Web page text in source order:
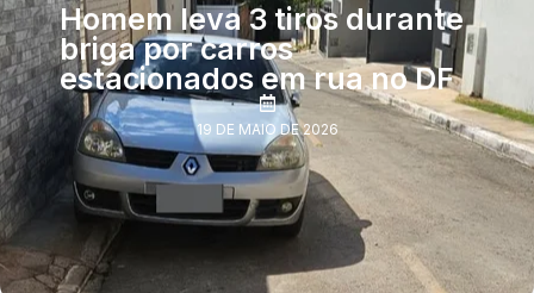
Homem leva 3 tiros durante
briga por carros
estacionados em rua no DF
19 DE MAIO DE 2026